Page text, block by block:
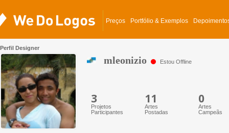
Preços Portfólio & Exemplos
mleonizio Estou Offline
Perfil Designer
3
Projetos
Participantes
11
Artes
Postadas
0
Artes
Campeãs